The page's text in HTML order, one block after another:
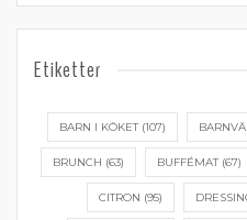
Etiketter
BARN I KÖKET(107)
BRUNCH (63) BUFFÉMAT(67)
CITRON (95)